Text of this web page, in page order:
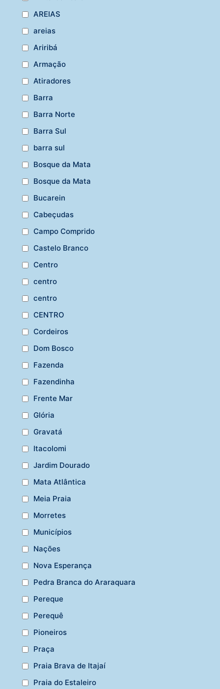
AREIAS
areias
Ariribá
Armação
Atiradores
Barra
Barra Norte
Barra Sul
barra sul
Bosque da Mata
Bosque da Mata
Bucarein
Cabeçudas
Campo Comprido
Castelo Branco
Centro
centro
centro
CENTRO
Cordeiros
Dom Bosco
Fazenda
Fazendinha
Frente Mar
Glória
Gravatá
Itacolomi
Jardim Dourado
Mata Atlântica
Meia Praia
Morretes
Municípios
Nações
Nova Esperança
Pedra Branca do Araraquara
Pereque
Perequê
Pioneiros
Praça
Praia Brava de Itajaí
Praia do Estaleiro